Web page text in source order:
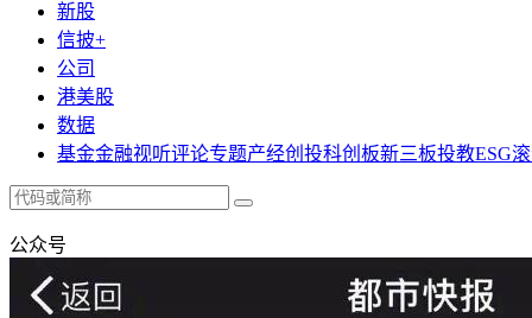
新股
信披+
公司
港美股
数据
基金金融视听评论专题产经创投科创板新三板投教ESG
公众号